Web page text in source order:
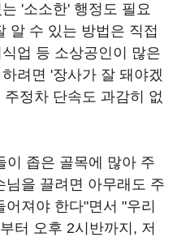
'소소한' 행정도 필요
알 수 있는 방법은 직접
업 등 소상공인이 많은
려면 '장사가 잘 돼야겠
정차 단속도 과감히 없
이 좁은 골목에 많아 주
님을 끌려면 아무래도 주
져야 한다"면서 "우리
터 오후 2시반까지, 저